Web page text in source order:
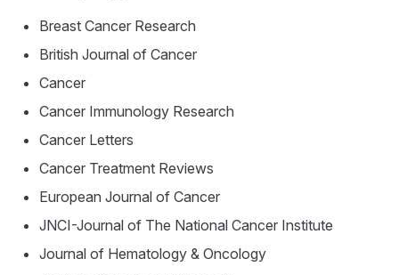
Breast Cancer Research
British Journal of Cancer
Cancer
Cancer Immunology Research
Cancer Letters
Cancer Treatment Reviews
European Journal of Cancer
JNCI-Journal of The National Cancer Institute
Journal of Hematology & Oncology